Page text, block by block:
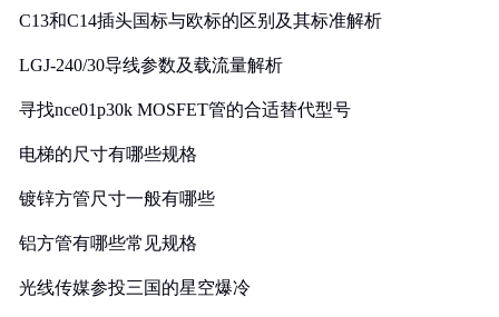
C13和C14插头国标与欧标的区别及其标准解析
LGJ-240/30导线参数及载流量解析
寻找nce01p30k MOSFET管的合适替代型号
电梯的尺寸有哪些规格
镀锌方管尺寸一般有哪些
铝方管有哪些常见规格
光线传媒参投三国的星空爆冷